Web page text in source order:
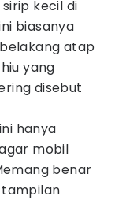
kecil di
biasanya
atap
yang
disebut
hanya
mobil
benar